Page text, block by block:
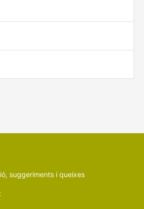
suggeriments i queixes